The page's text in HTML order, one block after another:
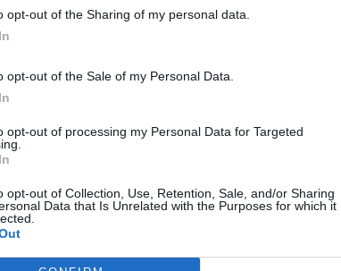
opt-out of the Sharing of my personal data.
opt-out of the Sale of my Personal Data.
opt-out of processing my Personal Data for Targeted
opt-out of Collection, Use, Retention, Sale, and/or Sharing
Data that Is Unrelated with the Purposes for which it
del profesor.
se impone, sino que se construye de
transmite seguridad, dominio de la
genera confianza. El alumnado percibe
quiere llegar y si su actuación
constante, la incoherencia o la
y dificultan la creación de un entorno
imagen es la forma en la que el profesor